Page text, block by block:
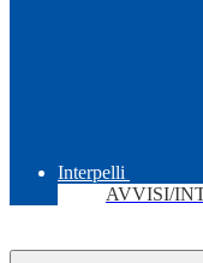
Interpelli
AVVISI/